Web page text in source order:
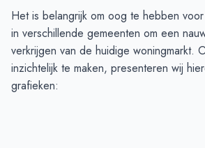
Het is belangrijk om oog te hebben
in verschillende gemeenten om een
verkrijgen van de huidige woningmarkt.
inzichtelijk te maken, presenteren wij
grafieken: